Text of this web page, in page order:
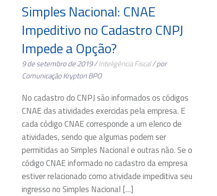
Simples Nacional: CNAE
Impeditivo no Cadastro CNPJ
Impede a Opção?
9 de setembro de 2019 /Inteligência Fiscal/ por
Comunicação Krypton BPO
No cadastro do CNPJ são informados os códigos
CNAE das atividades exercidas pela empresa. E
cada código CNAE corresponde a um elenco de
atividades, sendo que algumas podem ser
permitidas ao Simples Nacional e outras não. Se o
código CNAE informado no cadastro da empresa
estiver relacionado como atividade impeditiva seu
ingresso no Simples Nacional […]